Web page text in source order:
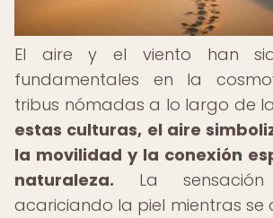
El aire y el viento han
fundamentales en la
tribus nómadas a lo largo de
estas culturas, el aire
la movilidad y la conexión
naturaleza. La
acariciando la piel mientras se